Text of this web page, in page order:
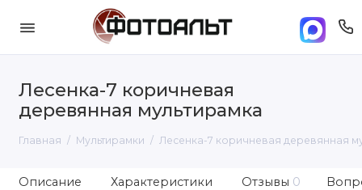
Лесенка-7 коричневая
деревянная мультирамка
Главная Мультирамки Лесенка-7 коричневая деревянная
Описание Характеристики Отзывы 0